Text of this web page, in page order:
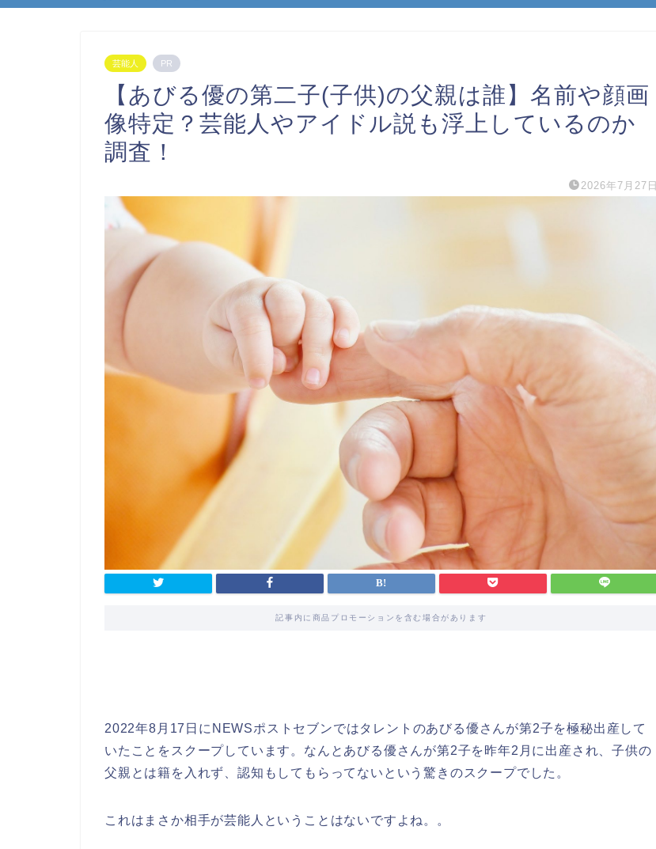
芸能人 PR
【あびる優の第二子(子供)の父親は誰】名前や顔画
像特定？芸能人やアイドル説も浮上しているのか
調査！
2026年7月27日
記事内に商品プロモーションを含む場合があります
2022年8月17日にNEWSポストセブンではタレントのあびる優さんが第2子を極秘出産して
いたことをスクープしています。なんとあびる優さんが第2子を昨年2月に出産され、子供の
父親とは籍を入れず、認知もしてもらってないという驚きのスクープでした。
これはまさか相手が芸能人ということはないですよね。。